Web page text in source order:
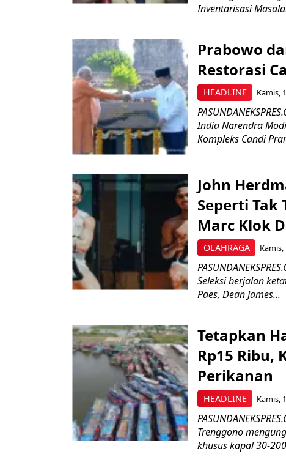
Inventarisasi
HEADLINE
Prabowo
Restorasi
Kamis,
India Narendra
Kompleks Candi
OLAHRAGA
John
Seperti Tak
Marc Klok
Kamis,
Seleksi berjalan
Paes, Dean James...
HEADLINE
Tetapkan
Rp15 Ribu,
Perikanan
Kamis,
Trenggono
khusus kapal 30-